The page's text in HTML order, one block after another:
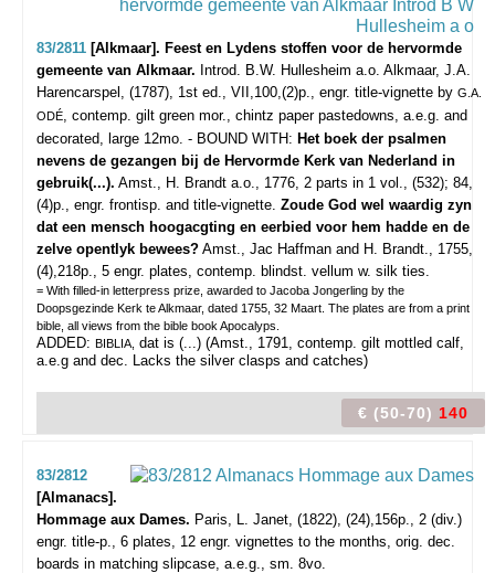
83/2811 [Alkmaar]. Feest en Lydens stoffen voor de hervormde
gemeente van Alkmaar. Introd. B.W. Hullesheim a.o. Alkmaar, J.A.
Harencarspel, (1787), 1st ed., VII,100,(2)p., engr. title-vignette by G.A.
ODÉ, contemp. gilt green mor., chintz paper pastedowns, a.e.g. and
decorated, large 12mo. - BOUND WITH: Het boek der psalmen
nevens de gezangen bij de Hervormde Kerk van Nederland in
gebruik(...). Amst., H. Brandt a.o., 1776, 2 parts in 1 vol., (532); 84,
(4)p., engr. frontisp. and title-vignette. Zoude God wel waardig zyn
dat een mensch hoogacgting en eerbied voor hem hadde en de
zelve opentlyk bewees? Amst., Jac Haffman and H. Brandt., 1755,
(4),218p., 5 engr. plates, contemp. blindst. vellum w. silk ties.
= With filled-in letterpress prize, awarded to Jacoba Jongerling by the
Doopsgezinde Kerk te Alkmaar, dated 1755, 32 Maart. The plates are from a print
bible, all views from the bible book Apocalyps.
ADDED: BIBLIA, dat is (...) (Amst., 1791, contemp. gilt mottled calf,
a.e.g and dec. Lacks the silver clasps and catches)
€ (50-70) 140
83/2812
[Almanacs].
Hommage aux Dames. Paris, L. Janet, (1822), (24),156p., 2 (div.)
engr. title-p., 6 plates, 12 engr. vignettes to the months, orig. dec.
boards in matching slipcase, a.e.g., sm. 8vo.